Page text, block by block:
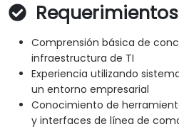
Requerimientos
Comprensión básica de
infraestructura de TI
Experiencia utilizando
un entorno empresarial
Conocimiento de
y interfaces de línea de